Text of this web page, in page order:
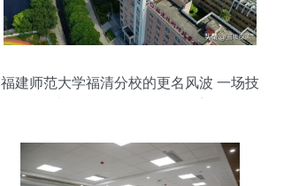
福建师范大学福清分校的更名风波 一场技